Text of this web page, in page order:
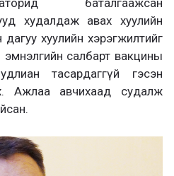
баталгаажсан
худалдаж авах хуулийн
хуулийн хэрэгжилтийг
салбарт вакцины
тасардаггүй гэсэн
Ажлаа авчихаад судалж